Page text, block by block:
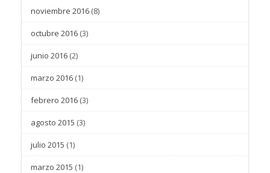
noviembre 2016 (8)
octubre 2016 (3)
junio 2016 (2)
marzo 2016 (1)
febrero 2016 (3)
agosto 2015 (3)
julio 2015 (1)
marzo 2015 (1)